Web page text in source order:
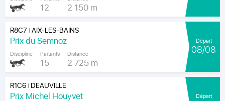
12 2 150 m
R8C7 |AIX-LES-BAINS
Prix du Semnoz
Discipline Partants
15
Distance
2 725 m
Départ
08/08
R1C6| DEAUVILLE
Prix Michel Houyvet Départ